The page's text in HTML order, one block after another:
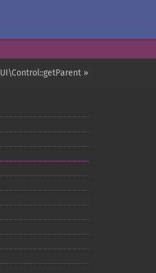
UI\Control::getParent »